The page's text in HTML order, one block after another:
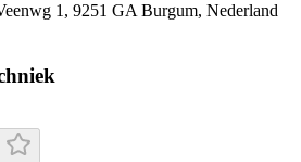
1, 9251 GA Burgum, Nederland